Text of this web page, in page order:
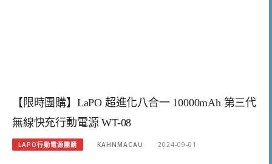
【限時團購】LaPO 超進化八合一 10000mAh 第三代
無線快充行動電源 WT-08
LAPO行動電源團購 KAHNMACAU 2024-09-01